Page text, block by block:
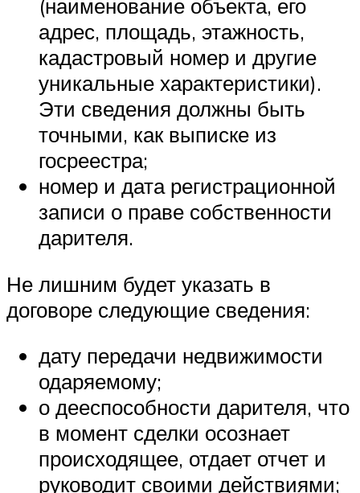
(наименование объекта, его
адрес, площадь, этажность,
кадастровый номер и другие
уникальные характеристики).
Эти сведения должны быть
точными, как выписке из
госреестра;
номер и дата регистрационной
записи о праве собственности
дарителя.
Не лишним будет указать в
договоре следующие сведения:
дату передачи недвижимости
одаряемому;
о дееспособности дарителя, что
в момент сделки осознает
происходящее, отдает отчет и
руководит своими действиями;